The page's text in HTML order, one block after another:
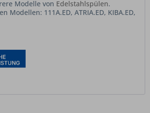
Modelle von Edelstahlspülen.
Modellen: 111A.ED, ATRIA.ED, KIBA.ED,